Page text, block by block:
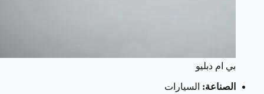
بي ام دبليو
الصناعة: السيارات